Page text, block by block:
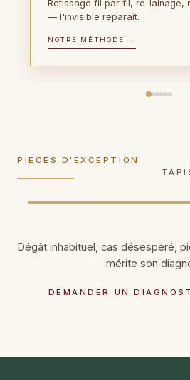
Retissage fil par fil, re-lainage,
— l'invisible reparaît.
NOTRE MÉTHODE →
PIÈCES D'EXCEPTION
PIÈCES D'EXCEPTION
Tapis anciens
FIBRE PRÉCIEUSE
Tapis en soie
Dégât inhabituel, cas désespéré,
mérite son
DEMANDER UN